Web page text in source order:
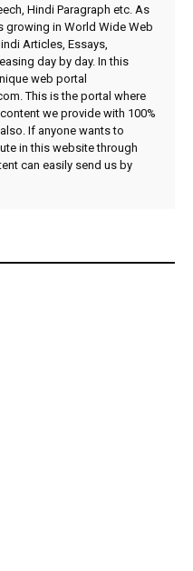
Hindi Paragraph etc. As
growing in World Wide Web
Articles, Essays,
day by day. In this
web portal
This is the portal where
we provide with 100%
If anyone wants to
in this website through
can easily send us by